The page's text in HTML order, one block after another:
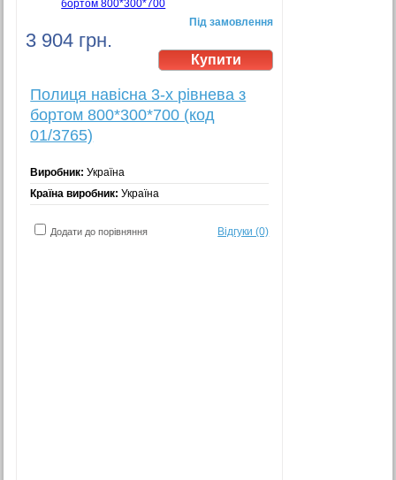
3 904 грн.
Під замовлення
Полиця навісна 3-х рівнева з
бортом 800*300*700 (код
01/3765)
Виробник: Україна
Країна виробник: Україна
Додати до порівняння Відгуки (0)